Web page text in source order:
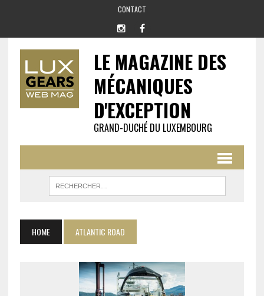
CONTACT
LE MAGAZINE DES
MÉCANIQUES
D'EXCEPTION
GRAND-DUCHÉ DU LUXEMBOURG
HOME ATLANTIC ROAD